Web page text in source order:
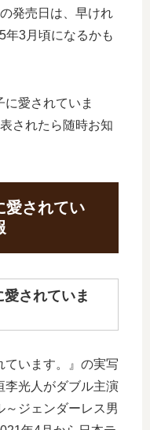
発売日は、早けれ
年3月頃になるかも
愛されていま
されたら随時お知
愛されてい
愛されていま
ています。』の実写
李光人がダブル主演
～ジェンダーレス男